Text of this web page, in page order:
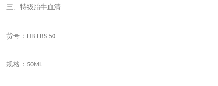
三、特级胎牛血清
货号： HB-FBS-50
规格： 50ML